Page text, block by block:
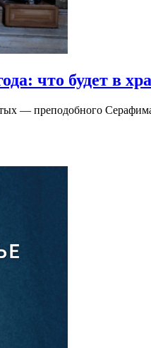
что будет в
— преподобного